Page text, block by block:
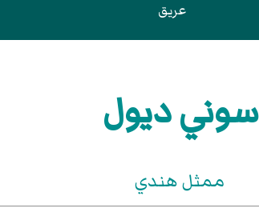
عريق
سوني ديول
ممثل هندي